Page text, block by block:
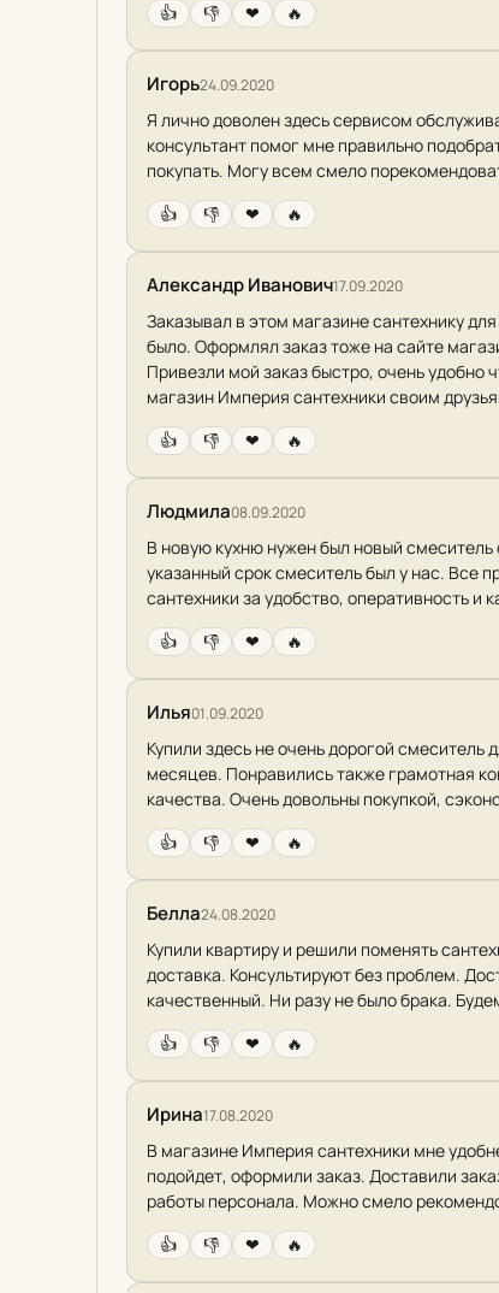
👍
👎 ❤ 🔥
Игорь24.09.2020
Я лично доволен здесь сервисом
консультант помог мне правильно
покупать. Могу всем смело
👍
👎 ❤ 🔥
Александр Иванович17.09.2020
Заказывал в этом магазине сантехнику
было. Оформлял заказ тоже на сайте
Привезли мой заказ быстро, очень удобно
магазин Империя сантехники своим
👍
👎 ❤ 🔥
Людмила08.09.2020
В новую кухню нужен был новый
указанный срок смеситель был у нас. Все
сантехники за удобство, оперативность и
👍
👎 ❤ 🔥
Илья01.09.2020
Купили здесь не очень дорогой
месяцев. Понравились также грамотная
качества. Очень довольны покупкой,
👍
👎 ❤ 🔥
Белла24.08.2020
Купили квартиру и решили поменять
доставка. Консультируют без проблем.
качественный. Ни разу не было брака.
👍
👎 ❤ 🔥
Ирина17.08.2020
В магазине Империя сантехники мне
подойдет, оформили заказ. Доставили
работы персонала. Можно смело
👍
👎 ❤ 🔥